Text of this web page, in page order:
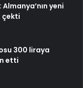
yeni
çekti
300 liraya
etti